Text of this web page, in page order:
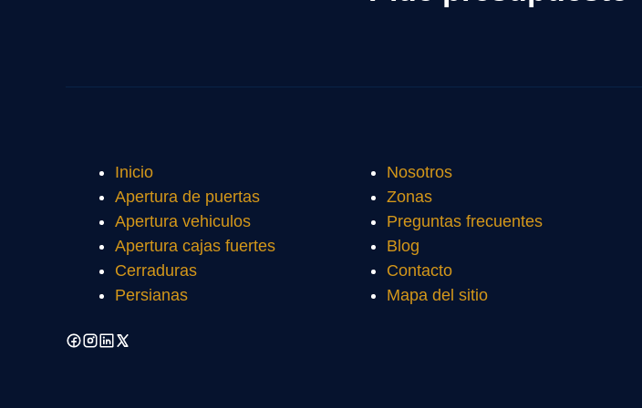
Inicio
Apertura de puertas
Apertura vehiculos
Apertura cajas fuertes
Cerraduras
Persianas
Nosotros
Zonas
Preguntas frecuentes
Blog
Contacto
Mapa del sitio